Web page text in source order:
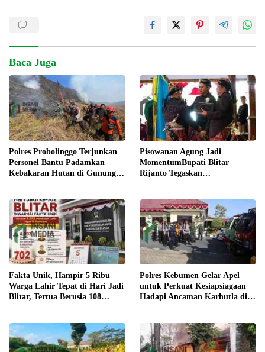
Baca Juga
Polres Probolinggo Terjunkan
Personel Bantu Padamkan
Kebakaran Hutan di Gunung
Pisowanan Agung Jadi
MomentumBupati Blitar
Rijanto Tegaskan
Fakta Unik, Hampir 5 Ribu
Warga Lahir Tepat di Hari Jadi
Blitar, Tertua Berusia 108
Polres Kebumen Gelar Apel
untuk Perkuat Kesiapsiagaan
Hadapi Ancaman Karhutla di